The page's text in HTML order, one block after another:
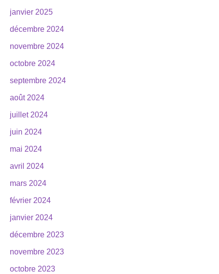
janvier 2025
décembre 2024
novembre 2024
octobre 2024
septembre 2024
août 2024
juillet 2024
juin 2024
mai 2024
avril 2024
mars 2024
février 2024
janvier 2024
décembre 2023
novembre 2023
octobre 2023